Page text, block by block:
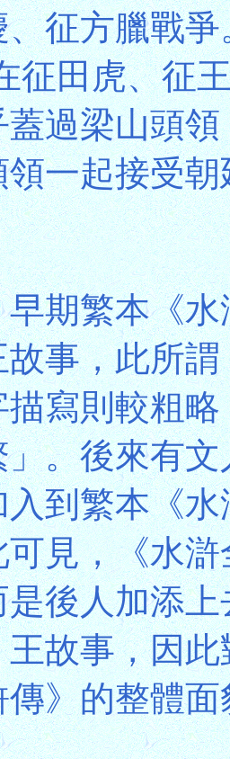
征方臘戰
征田虎、征
過梁山頭
一起接受
期繁本《
事，此所
寫則較粗
。後來有
到繁本《
見，《水
後人加添
故事，因
》的整體